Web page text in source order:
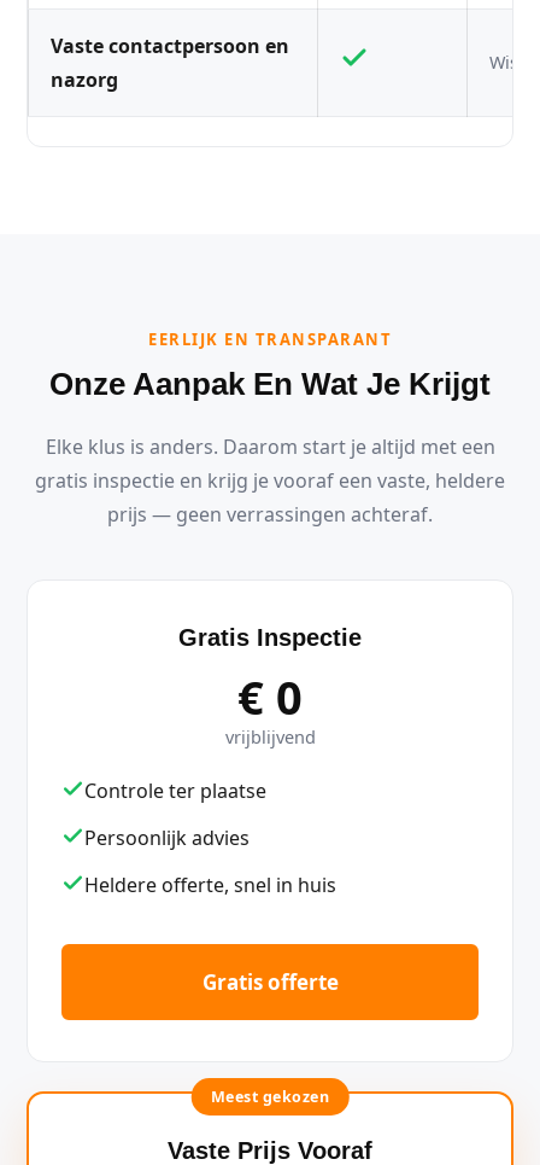
Vaste contactpersoon en
nazorg
EERLIJK EN TRANSPARANT
Onze Aanpak En Wat Je Krijgt
Elke klus is anders. Daarom start je altijd met een
gratis inspectie en krijg je vooraf een vaste, heldere
prijs — geen verrassingen achteraf.
Gratis Inspectie
€ 0
vrijblijvend
Controle ter plaatse
Persoonlijk advies
Heldere offerte, snel in huis
Gratis offerte
Meest gekozen
Vaste Prijs Vooraf